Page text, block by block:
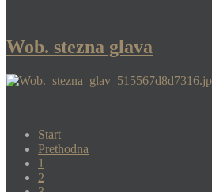
Wob. stezna glava
Start
Prethodna
1
2